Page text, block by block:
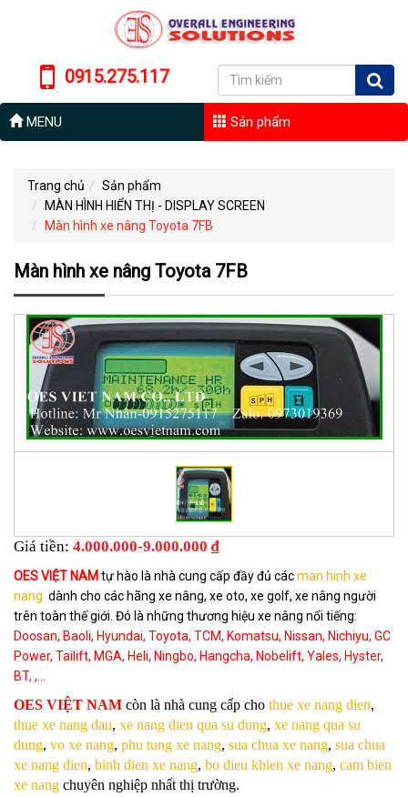
0915.275.117
MENU Sản phẩm
Trang chủ
Sản phẩm
MÀN HÌNH HIỂN THỊ - DISPLAY SCREEN
Màn hình xe nâng Toyota 7FB
Màn hình xe nâng Toyota 7FB
Giá tiền: 4.000.000-9.000.000 ₫
OES VIỆT NAM tự hào là nhà cung cấp đầy đủ cácman hinh xe
nang dành cho các hãng xe nâng, xe oto, xe golf, xe nâng người
trên toàn thế giới. Đó là những thương hiệu xe nâng nổi tiếng:
Doosan, Baoli, Hyundai, Toyota, TCM, Komatsu, Nissan, Nichiyu, GC
Power, Tailift, MGA, Heli, Ningbo, Hangcha, Nobelift, Yales, Hyster,
BT, ,...
OES VIỆT NAM còn là nhà cung cấp cho thue xe nang dien,
thue xe nang dau, xe nang dien qua su dung, xe nang qua su
dung, vo xe nang, phu tung xe nang, sua chua xe nang, sua chua
xe nang dien, binh dien xe nang, bo dieu khien xe nang, cam bien
xe nang chuyên nghiệp nhất thị trường.